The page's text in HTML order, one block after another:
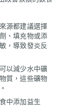
源都建議選擇
、填充物或添
，導致發炎反
以減少水中礦
質，這些礦物
中添加益生